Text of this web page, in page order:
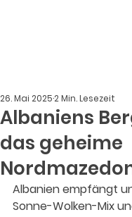
Albaniens
das geheime
26. Mai 20252 Min. Lesezeit
Albanien empfängt
Sonne-Wolken-Mix